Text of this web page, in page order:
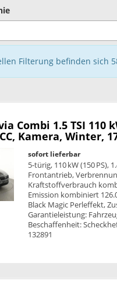
Filterung befinden sich
Combi 1.5 TSI 110
Kamera, Winter,
sofort lieferbar
5-türig, 110 kW (150 PS),
Frontantrieb,
Kraftstoffverbrauch
Emission kombiniert
Black Magic Perleffekt,
Garantieleistung:
Beschaffenheit:
132891